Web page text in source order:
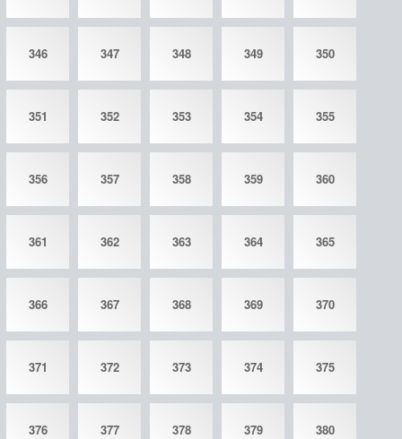
346 347 348 349 350
351 352 353 354 355
356 357 358 359 360
361 362 363 364 365
366 367 368 369 370
371 372 373 374 375
376 377 378 379 380